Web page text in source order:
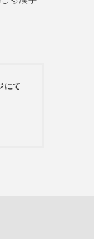
にて